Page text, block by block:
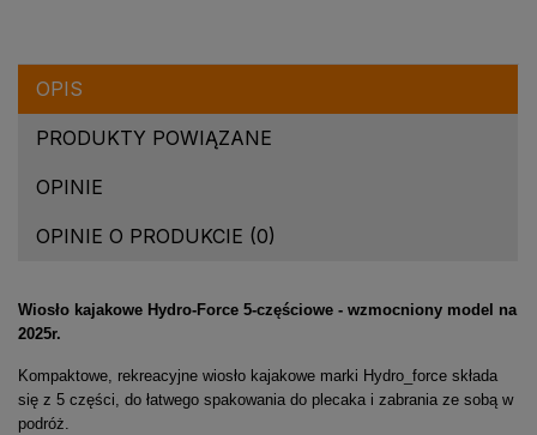
OPIS
PRODUKTY POWIĄZANE
OPINIE
OPINIE O PRODUKCIE (0)
Wiosło kajakowe Hydro-Force 5-częściowe - wzmocniony model na
2025r.
Kompaktowe, rekreacyjne wiosło kajakowe marki Hydro_force składa
się z 5 części, do łatwego spakowania do plecaka i zabrania ze sobą w
podróż.